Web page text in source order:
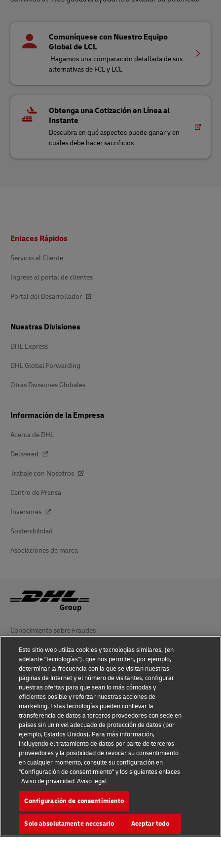
Comuníquese con Nuestro Equipo
Global de LCL
Hagamos una comparación detallada de sus
alternativas de FCL y LCL
Obtenga una Cotización en Línea al
Instante
Descubra en qué aspectos puede ganar y en
cuáles debe hacer sacrificios
de
Enlaces Rápidos
Servicio al Cliente
Ingrese al portal de clientes
Portal del Desarrollador
Nuestras Divisiones
DHL Express
DHL Global Forwarding
Otras Divisiones Globales
Información de la Empresa
Acerca de DHL
Delivered
Trabaje con Nosotros
Centro de Prensa
Inversores
Sostenibilidad
Asociaciones de marca
Conocimiento sobre Fraudes
Aviso Legal
Condiciones de Uso
Aviso de Privacidad
Información Adicional
Ajustes de cookies
Síganos
2026 © - todos los derechos reservados
Este sitio web utiliza cookies y tecnologías similares, (en
adelante "tecnologías"), que nos permiten, por ejemplo,
determinar la frecuencia con la que se visitan nuestras
páginas de Internet y el número de visitantes, configurar
nuestras ofertas para que sean lo más cómodas y
eficientes posible y reforzar nuestras acciones de
marketing. Estas tecnologías pueden conllevar la
transferencia de datos a terceros proveedores con sede en
países sin un nivel adecuado de protección de datos (por
ejemplo, Estados Unidos). Para más información,
incluyendo el tratamiento de datos por parte de terceros
proveedores y la posibilidad de revocar su consentimiento
en cualquier momento, consulte su configuración en
"Configuración de consentimiento" y los siguientes enlaces
Aviso de privacidad Aviso legal
Configuración de consentimiento
Solo absolutamente necesario Aceptar todo